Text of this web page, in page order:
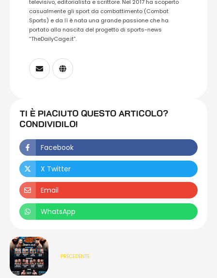
televisivo, editorialista e scrittore. Nel 2017 ha scoperto
casualmente gli sport da combattimento (Combat
Sports) e da lì è nata una grande passione che ha
portato alla nascita del progetto di sports-news
“TheDailyCage.it”.
TI È PIACIUTO QUESTO ARTICOLO?
CONDIVIDILO!
Facebook
X Twitter
Email
WhatsApp
PRECEDENTE